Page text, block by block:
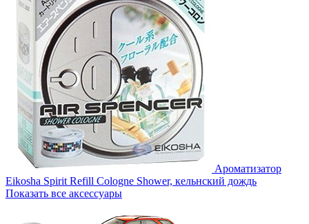
Ароматизатор
Eikosha Spirit Refill Cologne Shower, кельнский дождь
Показать все аксессуары